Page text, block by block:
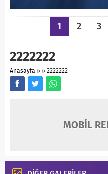
1 2 3
2222222
Anasayfa » » 2222222
MOBİL